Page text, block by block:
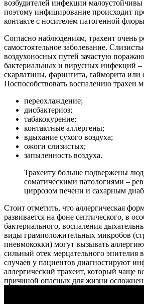
возбудителей инфекции
поэтому инфицирование происходит
контакте с носителем патогенной
Согласно наблюдениям, трахеит очень
самостоятельное заболевание.
воздухоносных путей зачастую
бактериальных и вирусных инфекций
скарлатины, фарингита, гайморита или
Поспособствовать воспалению трахеи
переохлаждение;
дисбактериоз;
табакокурение;
контактные аллергены;
вдыхание сухого воздуха;
ожоги слизистых;
запыленность воздуха.
Трахеиту больше подвержены
соматическими патологиями –
циррозом печени и сахарным
Стоит отметить, что аллергическая
развивается на фоне септического, в
бактериального, воспаления
виды грамположительных микробов
пневмококки) могут вызывать
сильный отек мерцательного эпителия
случаев у пациентов диагностируют
аллергический трахеит, который чаще
причиной опасных для жизни